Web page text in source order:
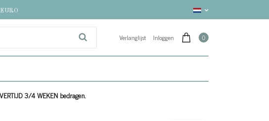
Verlanglijst Inloggen 0
3/4 WEKEN bedragen.